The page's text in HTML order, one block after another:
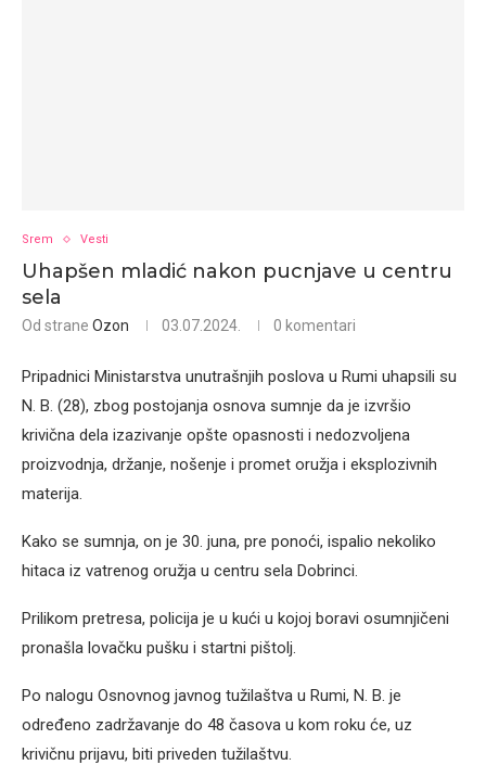
Srem Vesti
Uhapšen mladić nakon pucnjave u centru
sela
Od strane Ozon 03.07.2024. 0 komentari
Pripadnici Ministarstva unutrašnjih poslova u Rumi uhapsili su
N. B. (28), zbog postojanja osnova sumnje da je izvršio
krivična dela izazivanje opšte opasnosti i nedozvoljena
proizvodnja, držanje, nošenje i promet oružja i eksplozivnih
materija.
Kako se sumnja, on je 30. juna, pre ponoći, ispalio nekoliko
hitaca iz vatrenog oružja u centru sela Dobrinci.
Prilikom pretresa, policija je u kući u kojoj boravi osumnjičeni
pronašla lovačku pušku i startni pištolj.
Po nalogu Osnovnog javnog tužilaštva u Rumi, N. B. je
određeno zadržavanje do 48 časova u kom roku će, uz
krivičnu prijavu, biti priveden tužilaštvu.